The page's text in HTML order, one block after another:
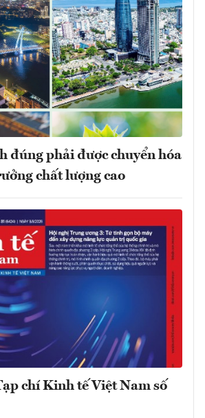
đúng phải được chuyển hóa
chất lượng cao
chí Kinh tế Việt Nam số